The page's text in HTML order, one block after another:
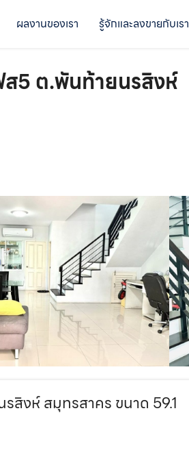
ผลงานของเรา รู้จักและลงขายกับเรา
ส5 ต.พันท้ายนรสิงห์
สิงห์ สมุทรสาคร ขนาด 59.1